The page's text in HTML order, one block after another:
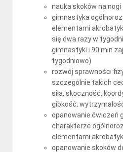
nauka skoków na nogi
gimnastyka
elementami
się dwa razy w
gimnastyki i 90 min
tygodniowo)
rozwój sprawności
szczególnie takich
siła, skoczność,
gibkość,
opanowanie ćwiczeń
charakterze
elementami
opanowanie skoków